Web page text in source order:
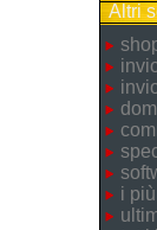
Altri
i